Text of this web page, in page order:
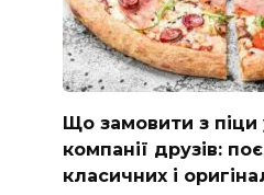
Що замовити з піци
компанії друзів:
класичних і